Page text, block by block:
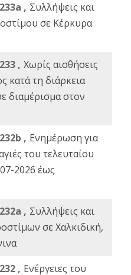
, Συλλήψεις και
σε Κέρκυρα
, Χωρίς αισθήσεις
κατά τη διάρκεια
διαμέρισμα στον
, Ενημέρωση για
του τελευταίου
2026 έως
, Συλλήψεις και
σε Χαλκιδική,
, Ενέργειες του